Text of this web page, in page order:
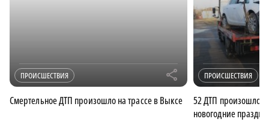
ПРОИСШЕСТВИЯ r
Смертельное ДТП произошло на трассе в Выксе
ПРОИСШЕСТВИЯ
52 ДТП произошло в
новогодние